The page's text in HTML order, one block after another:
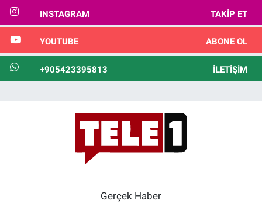
INSTAGRAM TAKIP ET
YOUTUBE ABONE OL
+905423395813 İLETIŞIM
Gerçek Haber